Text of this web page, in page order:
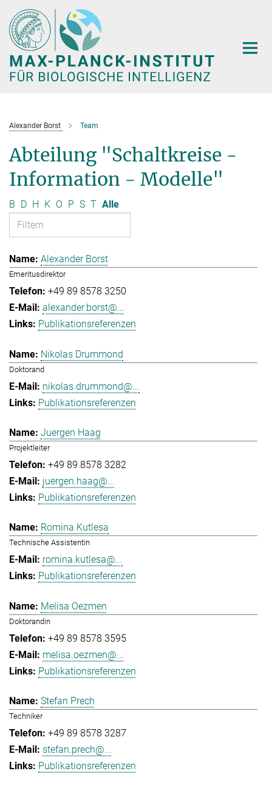
Hauptinhalt
Alexander Borst Team
Abteilung "Schaltkreise -
Information - Modelle"
B D H K O P S T Alle
Alexander Borst
Emeritusdirektor
+49 89 8578 3250
alexander.borst@...
Publikationsreferenzen
Nikolas Drummond
Doktorand
nikolas.drummond@...
Publikationsreferenzen
Juergen Haag
Projektleiter
+49 89 8578 3282
juergen.haag@...
Publikationsreferenzen
Romina Kutlesa
Technische Assistentin
romina.kutlesa@...
Publikationsreferenzen
Melisa Oezmen
Doktorandin
+49 89 8578 3595
melisa.oezmen@...
Publikationsreferenzen
Stefan Prech
Techniker
+49 89 8578 3287
stefan.prech@...
Publikationsreferenzen